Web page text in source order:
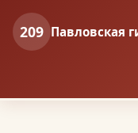
209 Павловская